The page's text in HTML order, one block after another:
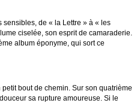
de « la Lettre » à « les
ciselée, son esprit de camaraderie.
album éponyme, qui sort ce
bout de chemin. Sur son quatrième
sa rupture amoureuse. Si le